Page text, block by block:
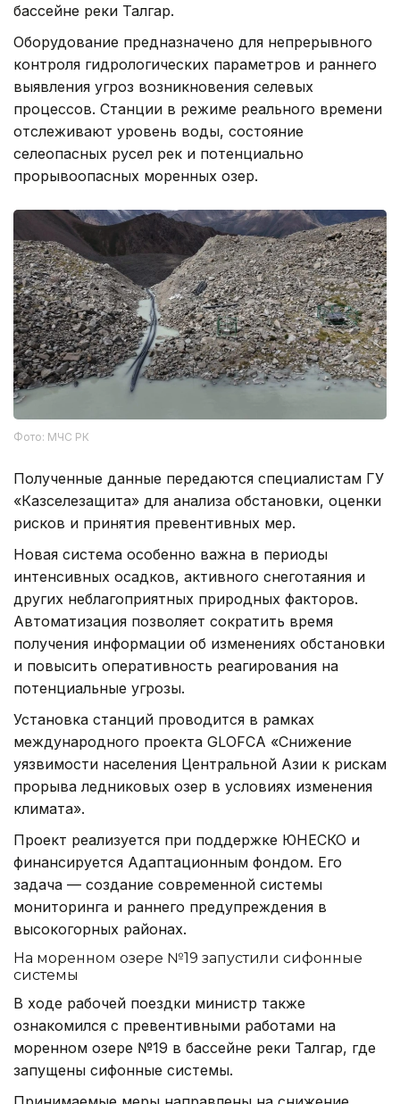
бассейне реки Талгар.
Оборудование предназначено для непрерывного
контроля гидрологических параметров и раннего
выявления угроз возникновения селевых
процессов. Станции в режиме реального времени
отслеживают уровень воды, состояние
селеопасных русел рек и потенциально
прорывоопасных моренных озер.
Фото: МЧС РК
Полученные данные передаются специалистам ГУ
«Казселезащита» для анализа обстановки, оценки
рисков и принятия превентивных мер.
Новая система особенно важна в периоды
интенсивных осадков, активного снеготаяния и
других неблагоприятных природных факторов.
Автоматизация позволяет сократить время
получения информации об изменениях обстановки
и повысить оперативность реагирования на
потенциальные угрозы.
Установка станций проводится в рамках
международного проекта GLOFCA «Снижение
уязвимости населения Центральной Азии к рискам
прорыва ледниковых озер в условиях изменения
климата».
Проект реализуется при поддержке ЮНЕСКО и
финансируется Адаптационным фондом. Его
задача — создание современной системы
мониторинга и раннего предупреждения в
высокогорных районах.
На моренном озере №19 запустили сифонные
системы
В ходе рабочей поездки министр также
ознакомился с превентивными работами на
моренном озере №19 в бассейне реки Талгар, где
запущены сифонные системы.